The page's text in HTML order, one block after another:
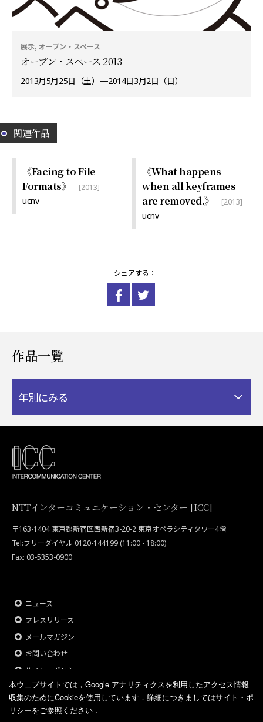
展示, オープン・スペース
オープン・スペース 2013
2013月5月25日（土）—2014日3月2日（日）
関連作品
《Facing to File
Formats》
[2013]
ucnv
《What happens
when all keyframes
are removed.》
[2013]
ucnv
シェアする：
作品一覧
年別にみる
NTTインターコミュニケーション・センター [ICC]
〒163-1404 東京都新宿区西新宿3-20-2 東京オペラシティタワー4階
Tel:フリーダイヤル 0120-144199 (11:00 - 18:00)
Fax: 03-5353-0900
ニュース
プレスリリース
メールマガジン
お問い合わせ
サイト・ポリシー
本ウェブサイトでは，Google アナリティクスを利用したアクセス情報
収集のためにCookieを使用しています． 詳細につきましてはサイト・ポ
リシーをご参照ください．